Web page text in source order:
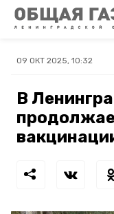
09 ОКТ 2025, 10:32
В